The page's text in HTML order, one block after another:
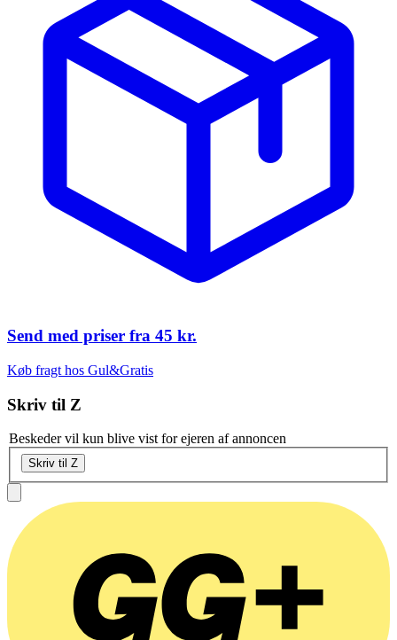
Send med priser fra 45 kr.
Køb fragt hos Gul&Gratis
Skriv til Z
Beskeder vil kun blive vist for ejeren af annoncen
Skriv til Z